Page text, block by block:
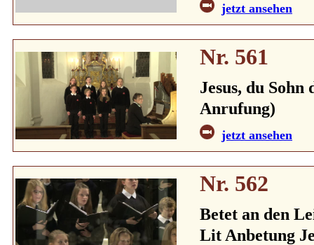
jetzt ansehen
Nr. 561
Jesus, du
Anrufung)
jetzt ansehen
Nr. 562
Betet an den
Lit Anbetung